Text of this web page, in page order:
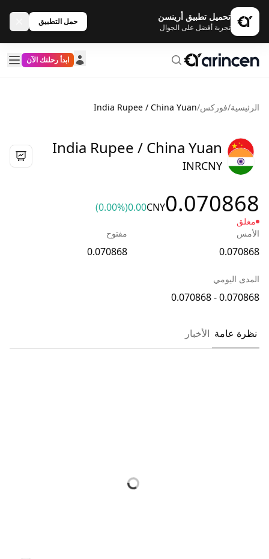
تحميل تطبيق أرينسن
تجربة أفضل على الجوال
حمل التطبيق
ابدأ رحلتك الآن
الرئيسية/فوركس/
India Rupee / China Yuan
India Rupee / China Yuan
INRCNY
0.070868
CNY
0.00
(0.00%)
مغلق
الأمس
0.070868
مفتوح
0.070868
المدى اليومي
0.070868 - 0.070868
نظرة عامة الأخبار